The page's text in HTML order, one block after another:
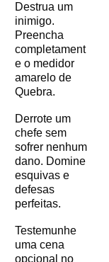
Destrua um
inimigo.
Preencha
completament
e o medidor
amarelo de
Quebra.
Derrote um
chefe sem
sofrer nenhum
dano. Domine
esquivas e
defesas
perfeitas.
Testemunhe
uma cena
opcional no